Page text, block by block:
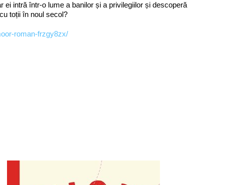
intră într-o lume a banilor și a privilegiilor și descoperă
toții în noul secol?
roman-frzgy8zx/